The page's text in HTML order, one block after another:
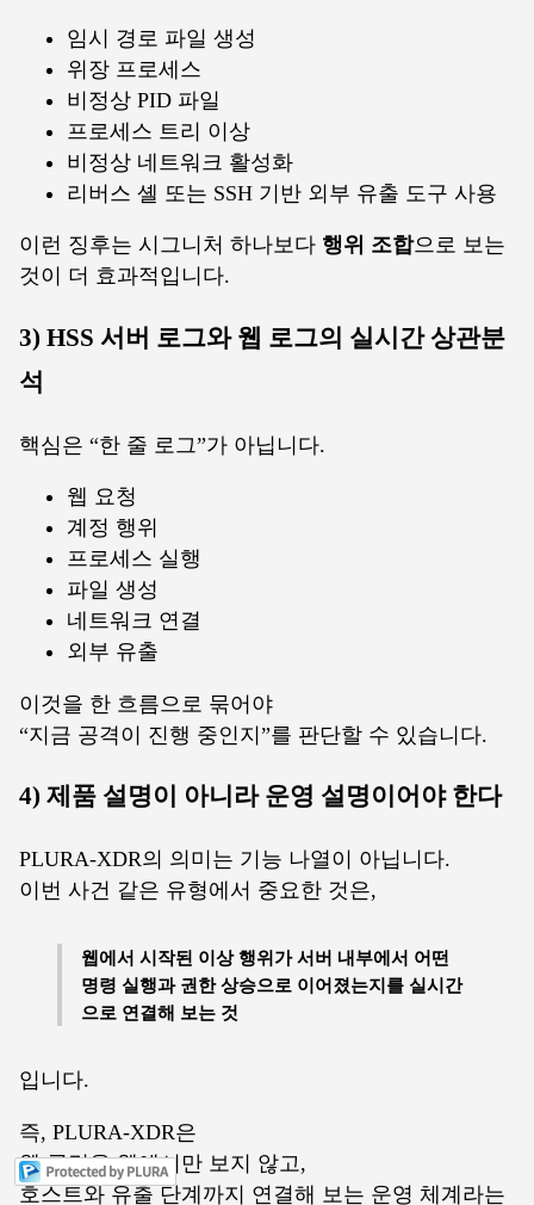
임시 경로 파일 생성
위장 프로세스
비정상 PID 파일
프로세스 트리 이상
비정상 네트워크 활성화
리버스 셸 또는 SSH 기반 외부 유출 도구 사용
이런 징후는 시그니처 하나보다 행위 조합으로 보는
것이 더 효과적입니다.
3) HSS 서버 로그와 웹 로그의 실시간 상관분
석
핵심은 “한 줄 로그”가 아닙니다.
웹 요청
계정 행위
프로세스 실행
파일 생성
네트워크 연결
외부 유출
이것을 한 흐름으로 묶어야
“지금 공격이 진행 중인지”를 판단할 수 있습니다.
4) 제품 설명이 아니라 운영 설명이어야 한다
PLURA-XDR의 의미는 기능 나열이 아닙니다.
이번 사건 같은 유형에서 중요한 것은,
웹에서 시작된 이상 행위가 서버 내부에서 어떤
명령 실행과 권한 상승으로 이어졌는지를 실시간
으로 연결해 보는 것
입니다.
즉, PLURA-XDR은
웹 공격을 웹에서만 보지 않고,
호스트와 유출 단계까지 연결해 보는 운영 체계라는